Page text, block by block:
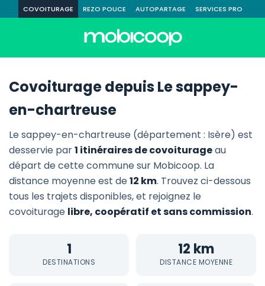
COVOITURAGE REZO POUCE AUTOPARTAGE SERVICES PRO
Covoiturage depuis Le sappey-
en-chartreuse
Le sappey-en-chartreuse (département : Isère) est
desservie par1 itinéraires de covoiturageau
départ de cette commune sur Mobicoop. La
distance moyenne est de12 km. Trouvez ci-dessous
tous les trajets disponibles, et rejoignez le
covoiturage libre, coopératif et sans commission.
1
DESTINATIONS
12 km
DISTANCE MOYENNE